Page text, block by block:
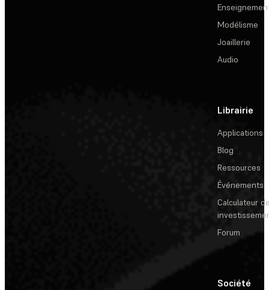
Modélisme
Joaillerie
Audio
Librairie
Applications
Blog
Ressources
Événements
Calculateur
Forum
Société